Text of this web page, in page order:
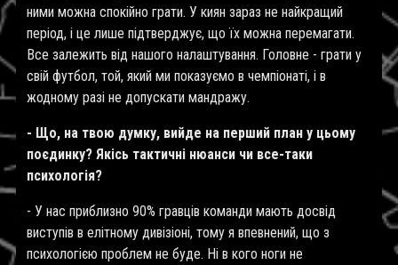
ними можна спокійно грати. У киян зараз не найкращий
період, і це лише підтверджує, що їх можна перемагати.
Все залежить від нашого налаштування. Головне - грати у
свій футбол, той, який ми показуємо в чемпіонаті, і в
жодному разі не допускати мандражу.
- Що, на твою думку, вийде на перший план у цьому
поєдинку? Якісь тактичні нюанси чи все-таки
психологія?
- У нас приблизно 90% гравців команди мають досвід
виступів в елітному дивізіоні, тому я впевнений, що з
психологією проблем не буде. Ні в кого ноги не